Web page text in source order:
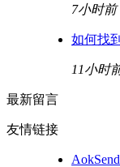
7小时前
如何找
11小时
最新留言
友情链接